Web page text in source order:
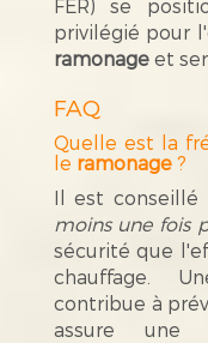
FER) se
privilégié pour
ramonageet
FAQ
Quelle est la
le ramonage?
Il est conseillé
moins une fois
sécurité que
chauffage.
contribue à
assure une